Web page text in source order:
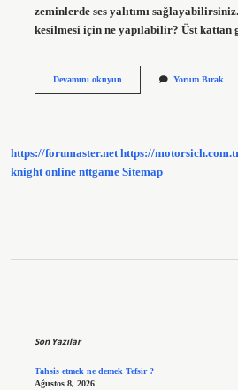
zeminlerde ses yalıtımı
kesilmesi için ne yapılabilir? Üst
Devamını okuyunYan
Yorum Bırak
https://forumaster.net https://
knight online nttgame Sitemap
Son Yazılar
Tahsis etmek ne demek Tefsir ?
Ağustos 8, 2026